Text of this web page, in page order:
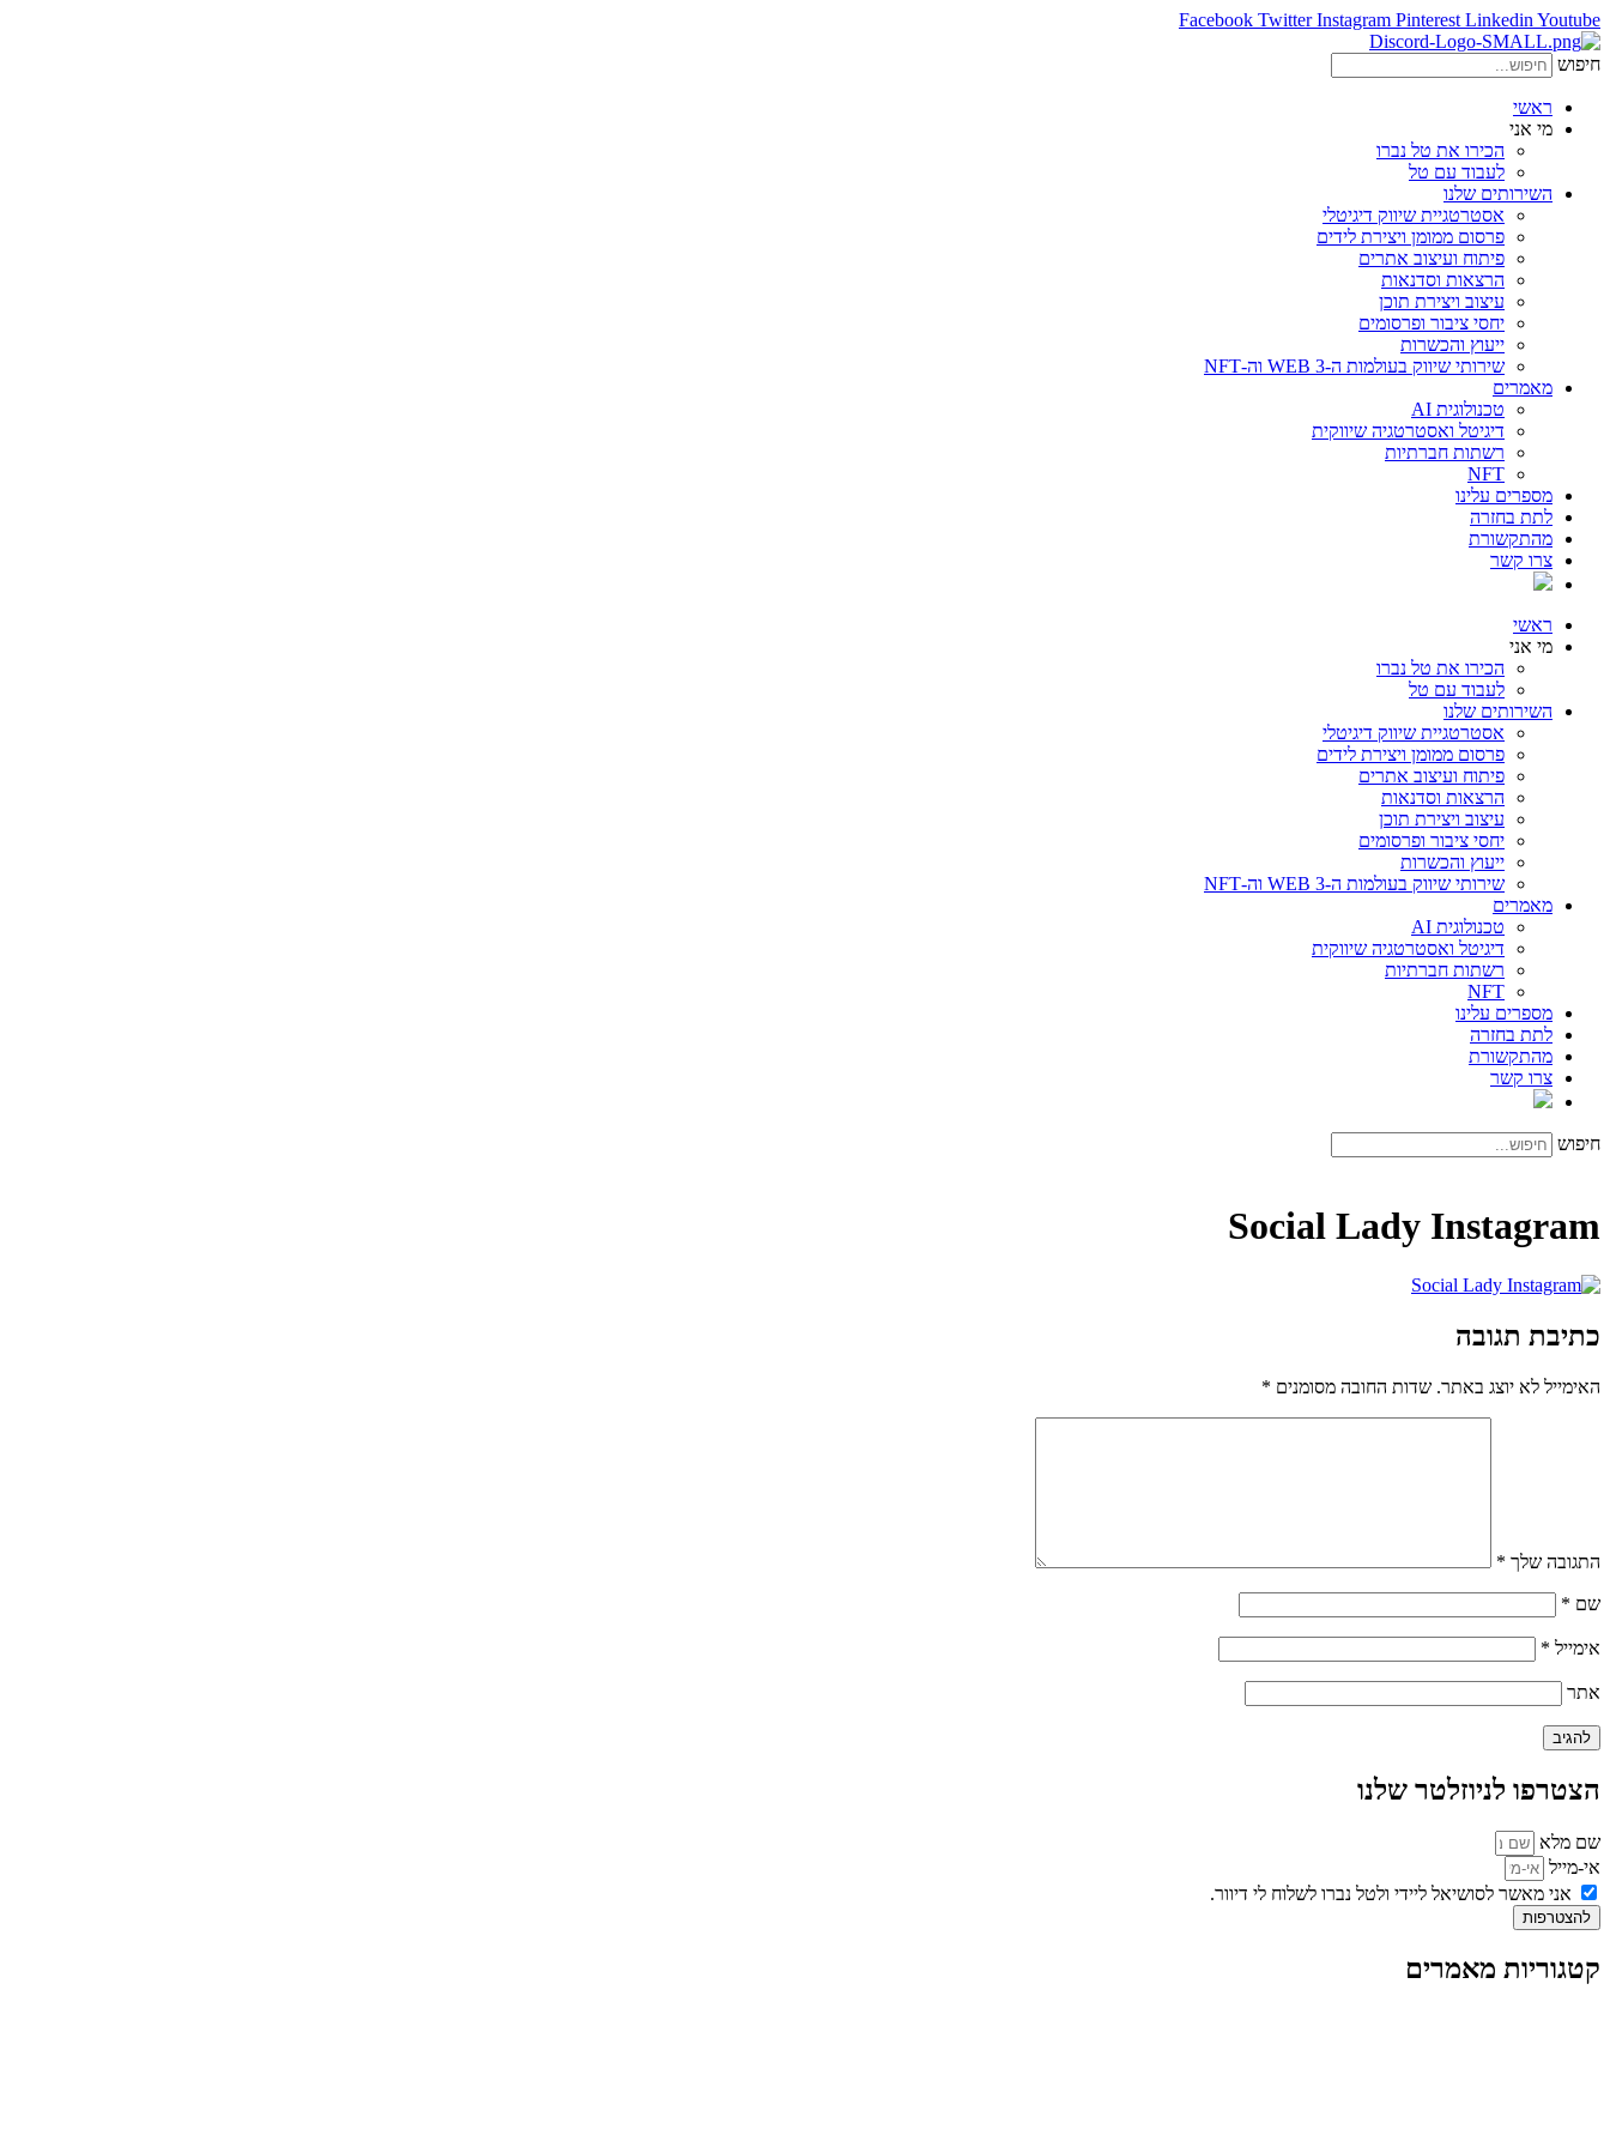
Facebook Twitter Instagram Pinterest Linkedin Youtube
חיפוש
ראשי
מי אני
הכירו את טל נברו
לעבוד עם טל
השירותים שלנו
אסטרטגיית שיווק דיגיטלי
פרסום ממומן ויצירת לידים
פיתוח ועיצוב אתרים
הרצאות וסדנאות
עיצוב ויצירת תוכן
יחסי ציבור ופרסומים
ייעוץ והכשרות
שירותי שיווק בעולמות ה-WEB 3 וה-NFT
מאמרים
טכנולוגית AI
דיגיטל ואסטרטגיה שיווקית
רשתות חברתיות
NFT
מספרים עלינו
לתת בחזרה
מהתקשורת
צרו קשר
ראשי
מי אני
הכירו את טל נברו
לעבוד עם טל
השירותים שלנו
אסטרטגיית שיווק דיגיטלי
פרסום ממומן ויצירת לידים
פיתוח ועיצוב אתרים
הרצאות וסדנאות
עיצוב ויצירת תוכן
יחסי ציבור ופרסומים
ייעוץ והכשרות
שירותי שיווק בעולמות ה-WEB 3 וה-NFT
מאמרים
טכנולוגית AI
דיגיטל ואסטרטגיה שיווקית
רשתות חברתיות
NFT
מספרים עלינו
לתת בחזרה
מהתקשורת
צרו קשר
חיפוש
Social Lady Instagram
כתיבת תגובה
האימייל לא יוצג באתר. שדות החובה מסומנים *
התגובה שלך *
שם *
אימייל *
אתר
הצטרפו לניוזלטר שלנו
שם מלא
אי-מייל
אני מאשר לסושיאל ליידי ולטל נברו לשלוח לי דיוור.
להצטרפות
קטגוריות מאמרים